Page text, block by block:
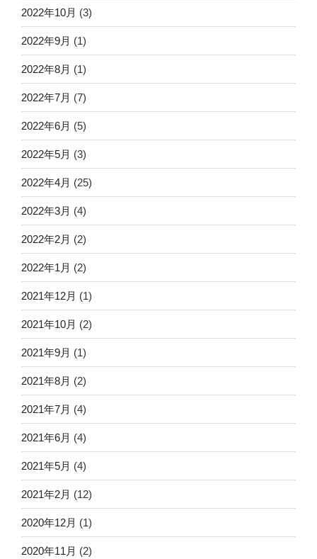
2022年10月 (3)
2022年9月 (1)
2022年8月 (1)
2022年7月 (7)
2022年6月 (5)
2022年5月 (3)
2022年4月 (25)
2022年3月 (4)
2022年2月 (2)
2022年1月 (2)
2021年12月 (1)
2021年10月 (2)
2021年9月 (1)
2021年8月 (2)
2021年7月 (4)
2021年6月 (4)
2021年5月 (4)
2021年2月 (12)
2020年12月 (1)
2020年11月 (2)